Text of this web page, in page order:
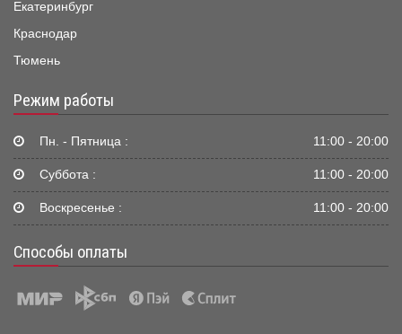
Екатеринбург
Краснодар
Тюмень
Режим работы
Пн. - Пятница : 11:00 - 20:00
Суббота : 11:00 - 20:00
Воскресенье : 11:00 - 20:00
Способы оплаты